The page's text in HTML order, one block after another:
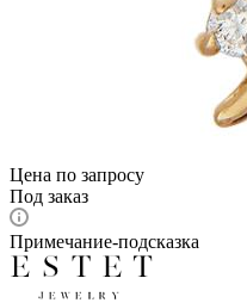
Цена по запросу
Под заказ
Примечание-подсказка